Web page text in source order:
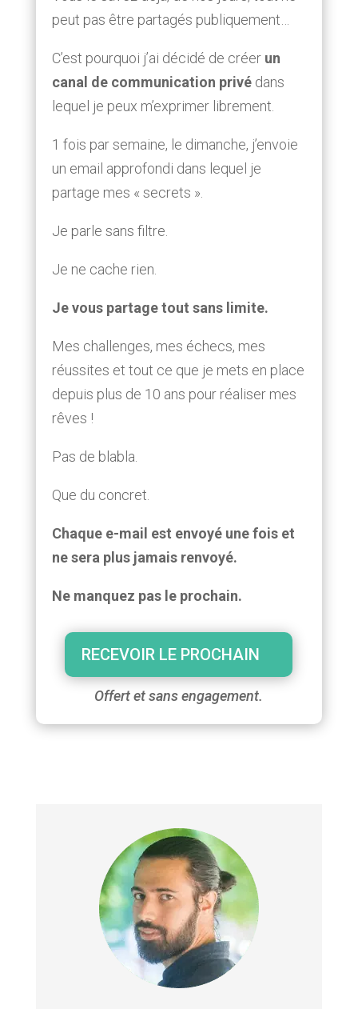
peut pas être partagés publiquement…
C’est pourquoi j’ai décidé de créer un
canal de communication privé dans
lequel je peux m’exprimer librement.
1 fois par semaine, le dimanche, j’envoie
un email approfondi dans lequel je
partage mes « secrets ».
Je parle sans filtre.
Je ne cache rien.
Je vous partage tout sans limite.
Mes challenges, mes échecs, mes
réussites et tout ce que je mets en place
depuis plus de 10 ans pour réaliser mes
rêves !
Pas de blabla.
Que du concret.
Chaque e-mail est envoyé une fois et
ne sera plus jamais renvoyé.
Ne manquez pas le prochain.
RECEVOIR LE PROCHAIN
Offert et sans engagement.